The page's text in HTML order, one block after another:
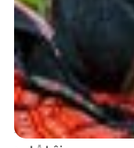
Trang chủ
Tin tức – Sự kiện
Chính sách
Văn hoá – Đời sống